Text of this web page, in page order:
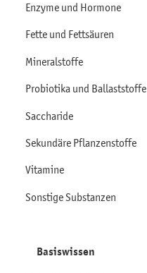
Enzyme und Hormone
Fette und Fettsäuren
Mineralstoffe
Probiotika und Ballaststoffe
Saccharide
Sekundäre Pflanzenstoffe
Vitamine
Sonstige Substanzen
Basiswissen